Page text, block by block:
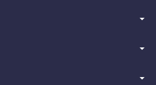
arrow_drop_down
arrow_drop_down
arrow_drop_down